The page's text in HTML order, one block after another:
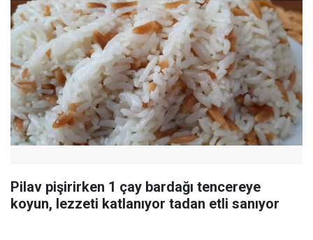
Pilav pişirirken 1 çay bardağı tencereye
koyun, lezzeti katlanıyor tadan etli sanıyor